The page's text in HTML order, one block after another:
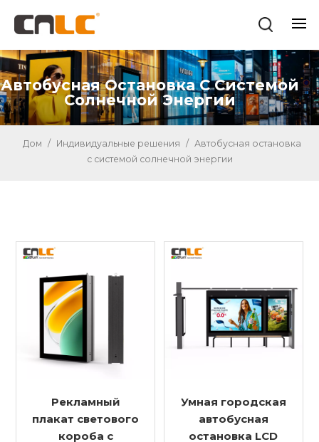
Автобусная Остановка С Системой
Солнечной Энергии
Дом / Индивидуальные решения / Автобусная остановка
с системой солнечной энергии
Рекламный
плакат светового
короба с
Умная городская
автобусная
остановка LCD